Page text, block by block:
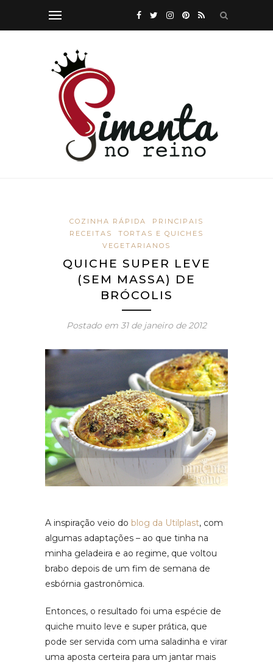
COZINHA RÁPIDA
PRINCIPAIS
RECEITAS
TORTAS E QUICHES
VEGETARIANOS
QUICHE SUPER LEVE
(SEM MASSA) DE
BRÓCOLIS
Postado em 31 de janeiro de 2012
A inspiração veio do blog da Utilplast, com
algumas adaptações – ao que tinha na
minha geladeira e ao regime, que voltou
brabo depois de um fim de semana de
esbórnia gastronômica.
Entonces, o resultado foi uma espécie de
quiche muito leve e super prática, que
pode ser servida com uma saladinha e virar
uma aposta certeira para um jantar mais